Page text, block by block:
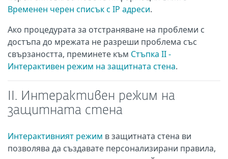
Временен черен списък с IP адреси.
Ако процедурата за отстраняване на проблеми с
достъпа до мрежата не разреши проблема със
свързаността, преминете към Стъпка II -
Интерактивен режим на защитната стена.
II. Интерактивен режим на
защитната стена
Интерактивният режим в защитната стена ви
позволява да създавате персонализирани правила,